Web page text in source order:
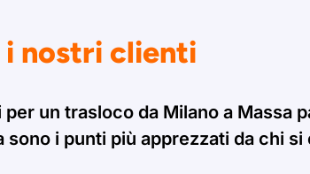
i nostri clienti
un trasloco da Milano a Massa
i punti più apprezzati da chi si